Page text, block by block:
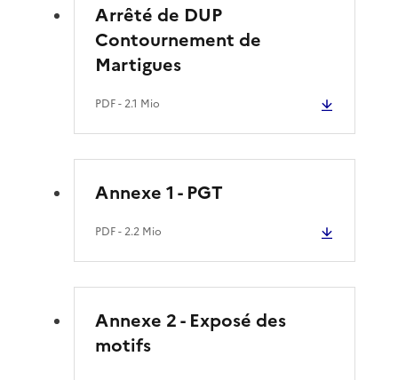
Arrêté de DUP
Contournement de
Martigues
PDF- 2.1 Mio
Annexe 1 - PGT
PDF- 2.2 Mio
Annexe 2 - Exposé des
motifs